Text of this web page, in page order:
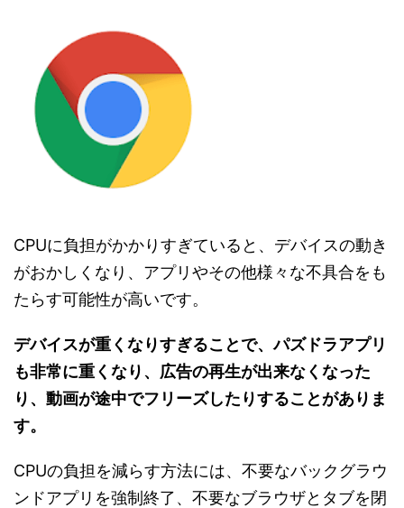
CPUに負担がかかりすぎていると、デバイスの動き
がおかしくなり、アプリやその他様々な不具合をも
たらす可能性が高いです。
デバイスが重くなりすぎることで、パズドラアプリ
も非常に重くなり、広告の再生が出来なくなった
り、動画が途中でフリーズしたりすることがありま
す。
CPUの負担を減らす方法には、不要なバックグラウ
ンドアプリを強制終了、不要なブラウザとタブを閉